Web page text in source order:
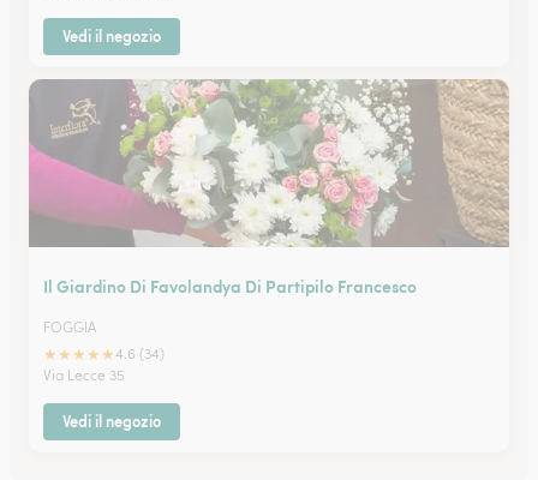
Vedi il negozio
Il Giardino Di Favolandya Di Partipilo Francesco
FOGGIA
★★★★★4.6 (34)
Via Lecce 35
Vedi il negozio